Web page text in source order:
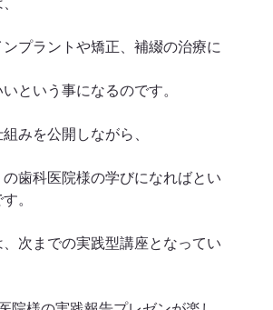
ンプラントや矯正、補綴の治療に
という事になるのです。
みを公開しながら、
歯科医院様の学びになればとい
。
次までの実践型講座となってい